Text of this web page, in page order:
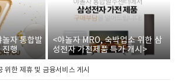
자 통합발
진행
<야놀자 MRO, 숙박업소 위한 삼
성전자 가전제품 특가 개시>
위한 제휴 및 금융서비스 게시